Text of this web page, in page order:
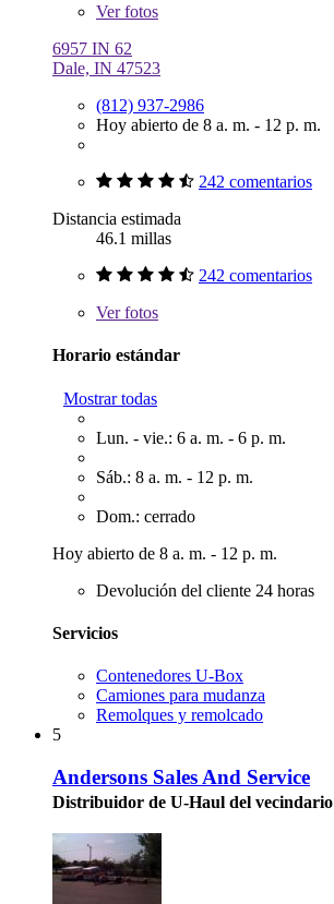
Verfotos
6957 IN 62
Dale, IN 47523
(812) 937-2986
Hoy abierto de 8 a. m. - 12 p. m.
242 comentarios
Distancia estimada
46.1 millas
242 comentarios
Verfotos
Horario estándar
Mostrar todas
Lun. - vie.: 6 a. m. - 6 p. m.
Sáb.: 8 a. m. - 12 p. m.
Dom.: cerrado
Hoy abierto de 8 a. m. - 12 p. m.
Devolución del cliente 24 horas
Servicios
Contenedores U-Box
Camiones para mudanza
Remolques y remolcado
5
Andersons Sales And Service
Distribuidor de U-Haul del vecindario